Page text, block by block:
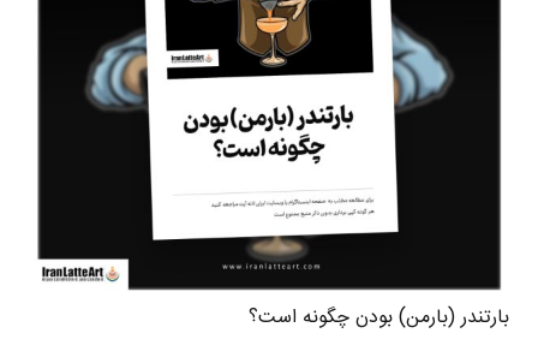
بارتندر (بارمن) بودن چگونه است؟